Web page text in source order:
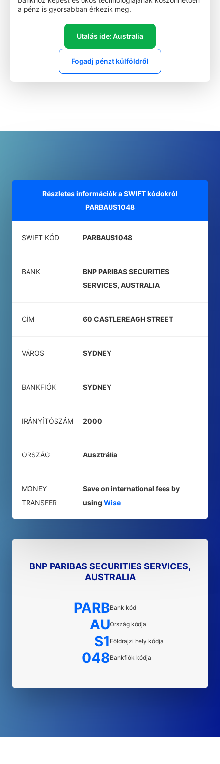
a pénz is gyorsabban érkezik meg.
Utalás ide: Australia
Fogadj pénzt külföldről
Részletes információk a SWIFT kódokról
PARBAUS1048
SWIFT KÓD PARBAUS1048
BANK
BNP PARIBAS SECURITIES
SERVICES, AUSTRALIA
CÍM 60 CASTLEREAGH STREET
VÁROS SYDNEY
BANKFIÓK SYDNEY
IRÁNYÍTÓSZÁM 2000
ORSZÁG Ausztrália
MONEY
TRANSFER
Save on international fees by
using Wise
BNP PARIBAS SECURITIES SERVICES,
AUSTRALIA
PARBBank kód
AUOrszág kódja
S1 Földrajzi hely kódja
048Bankfiók kódja